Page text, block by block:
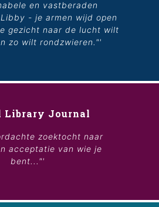
en vastberaden
- je armen wijd open
gezicht naar de lucht wilt
zo wilt rondzwieren."'
Library Journal
zoektocht naar
acceptatie van wie je
bent..."'